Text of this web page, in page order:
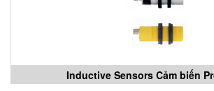
Inductive Sensors Cảm biến